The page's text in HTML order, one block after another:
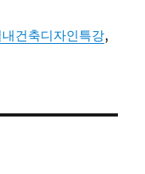
내건축디자인특강,